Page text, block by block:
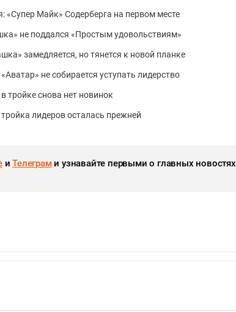
Майк» Содерберга на первом месте
не поддался «Простым удовольствиям»
замедляется, но тянется к новой планке
не собирается уступать лидерство
тройке снова нет новинок
лидеров осталась прежней
иТелеграми узнавайте первыми о главных новостях